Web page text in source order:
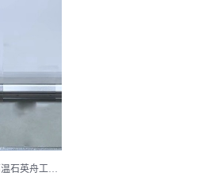
泓川科技 HC8-400 激光位移传感器在 85°C 高温石英舟工况环境下的应用案例